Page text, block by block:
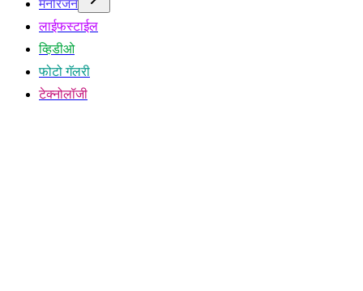
मनोरंजन
लाईफस्टाईल
व्हिडीओ
फोटो गॅलरी
टेक्नोलॉजी